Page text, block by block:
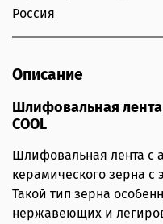
Россия
Описание
Шлифовальная лента
COOL
Шлифовальная лента с
керамического зерна
Такой тип зерна
нержавеющих и